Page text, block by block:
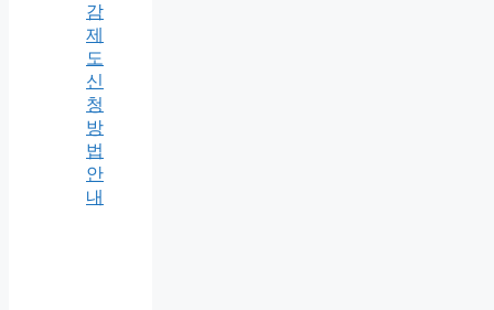
감
제
도
신
청
방
법
안
내